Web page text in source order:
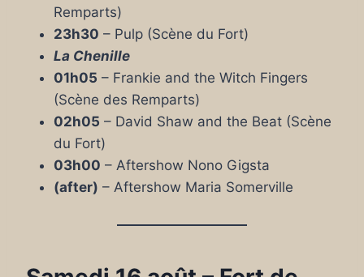
Remparts)
23h30 – Pulp (Scène du Fort)
La Chenille
01h05 – Frankie and the Witch Fingers
(Scène des Remparts)
02h05 – David Shaw and the Beat (Scène
du Fort)
03h00 – Aftershow Nono Gigsta
(after) – Aftershow Maria Somerville